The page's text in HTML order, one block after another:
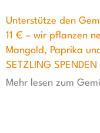
Unterstütze den
11 € – wir pflanzen
Mangold, Paprika
SETZLING SPENDEN
Mehr lesen zum